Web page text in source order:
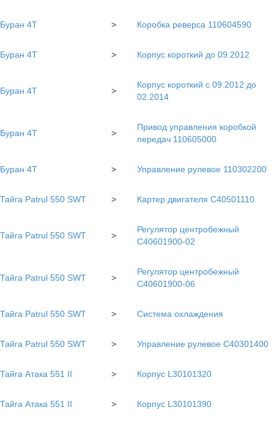
Буран 4Т > Коробка реверса 110604590
Буран 4Т > Корпус короткий до 09.2012
Буран 4Т >
Корпус короткий с 09.2012 до
02.2014
Буран 4Т >
Привод управления коробкой
передач 110605000
Буран 4Т > Управление рулевое 110302200
Тайга Patrul 550 SWT > Картер двигателя С40501110
Тайга Patrul 550 SWT >
Регулятор центробежный
C40601900-02
Тайга Patrul 550 SWT >
Регулятор центробежный
С40601900-06
Тайга Patrul 550 SWT > Система охлаждения
Тайга Patrul 550 SWT > Управление рулевое С40301400
Тайга Атака 551 II > Корпус L30101320
Тайга Атака 551 II > Корпус L30101390